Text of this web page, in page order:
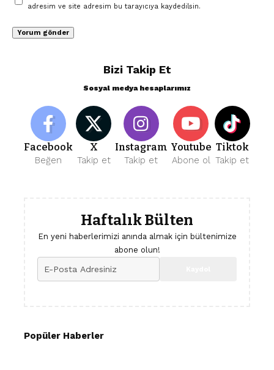
adresim ve site adresim bu tarayıcıya kaydedilsin.
Bizi Takip Et
Sosyal medya hesaplarımız
Facebook
Beğen
X
Takip et
Instagram
Takip et
Youtube
Abone ol
Tiktok
Takip et
Haftalık Bülten
En yeni haberlerimizi anında almak için bültenimize
abone olun!
Popüler Haberler